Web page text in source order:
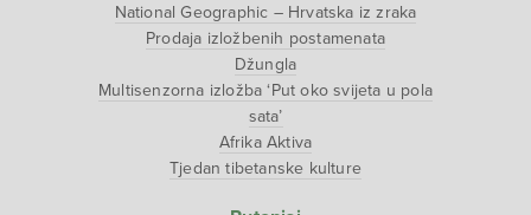
National Geographic – Hrvatska iz zraka
Prodaja izložbenih postamenata
Džungla
Multisenzorna izložba ‘Put oko svijeta u pola
sata’
Afrika Aktiva
Tjedan tibetanske kulture